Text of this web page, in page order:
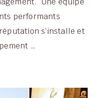
performants
s’installe et
…